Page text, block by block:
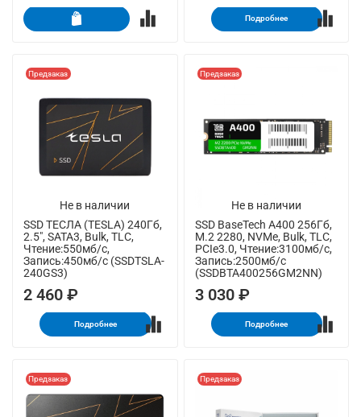
Подробнее
Не в наличии
Предзаказ
SSD ТЕСЛА (TESLA) 240Гб,
2.5", SATA3, Bulk, TLC,
Чтение:550мб/с,
Запись:450мб/с (SSDTSLA-
240GS3)
2 460 ₽
Подробнее
Не в наличии
Предзаказ
SSD BaseTech A400 256Гб,
M.2 2280, NVMe, Bulk, TLC,
PCIe3.0, Чтение:3100мб/с,
Запись:2500мб/с
(SSDBTA400256GM2NN)
3 030 ₽
Подробнее
Предзаказ Предзаказ